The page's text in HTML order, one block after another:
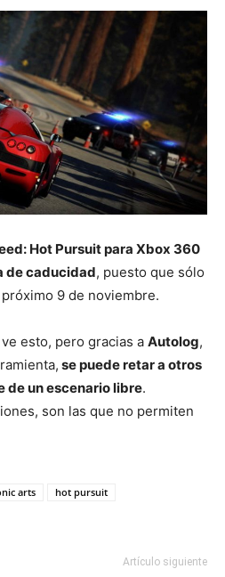
Hot Pursuit para Xbox 360
de caducidad, puesto que sólo
9 de noviembre.
esto, pero gracias a Autolog,
se puede retar a otros
de un escenario libre.
son las que no permiten
arts
hot pursuit
Artículo siguiente